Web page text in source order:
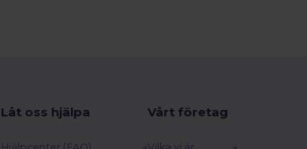
Låt oss hjälpa Vårt företag